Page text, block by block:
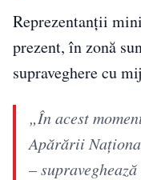
Reprezentanții
prezent, în zonă
supraveghere cu
„În acest
Apărării
–